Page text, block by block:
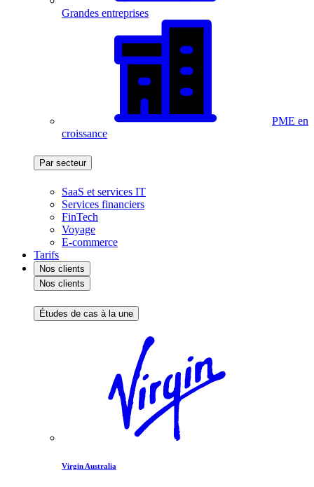
Grandes entreprises
PME en
croissance
Par secteur
SaaS et services IT
Services financiers
FinTech
Voyage
E-commerce
Tarifs
Nos clients
Nos clients
Études de cas à la une
Virgin Australia